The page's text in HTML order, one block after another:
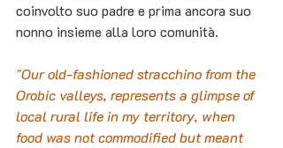
coinvolto suo padre e prima ancora suo
nonno insieme alla loro comunità.
"Our old-fashioned stracchino from the
Orobic valleys, represents a glimpse of
local rural life in my territory, when
food was not commodified but meant